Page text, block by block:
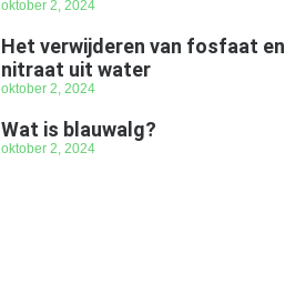
oktober 2, 2024
Het verwijderen van fosfaat en
nitraat uit water
oktober 2, 2024
Wat is blauwalg?
oktober 2, 2024